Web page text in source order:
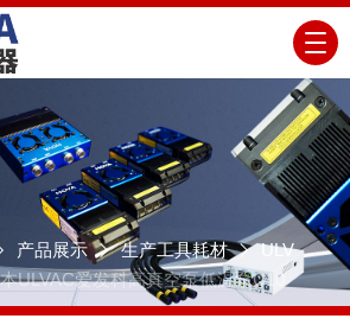
产品展示 生产工具耗材
ULV
ULVAC爱发科高真空泵低温泵C10